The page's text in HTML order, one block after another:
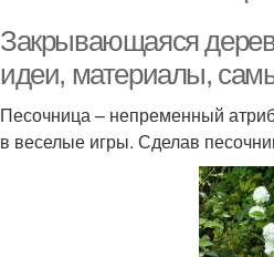
Закрывающаяся
идеи, материалы,
Песочница – непременный
в веселые игры. Сделав